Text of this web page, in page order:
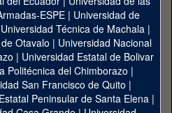
ESPE | Universidad de
Universidad Técnica de Machala|
Otavalo | Universidad Nacional
| Universidad Estatal de Bolivar
Politécnica del Chimborazo |
San Francisco de Quito |
Peninsular de Santa Elena|